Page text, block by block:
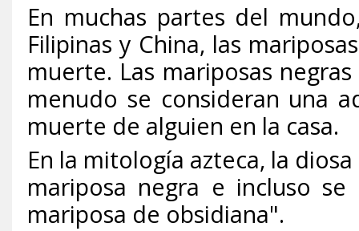
En muchas partes del
Filipinas y China, las
muerte. Las mariposas
menudo se consideran una
muerte de alguien en la casa.
En la mitología azteca, la
mariposa negra e incluso
mariposa de obsidiana".